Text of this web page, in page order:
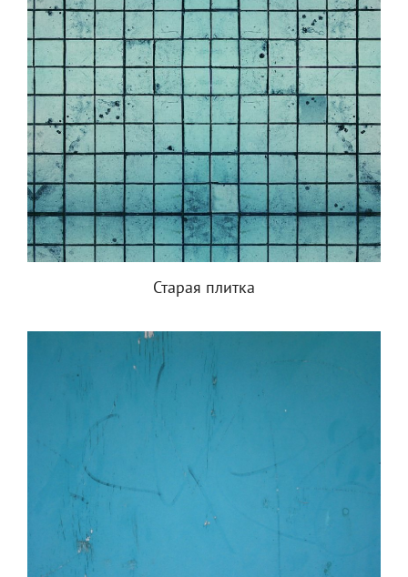
Старая плитка